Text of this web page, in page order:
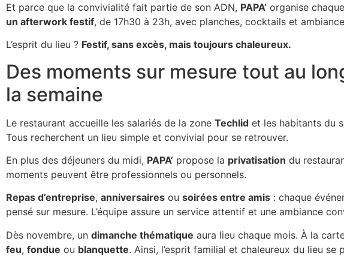
Et parce que la convivialité fait partie de son ADN, PAPA’ organise chaque
un afterwork festif, de 17h30 à 23h, avec planches, cocktails et
L’esprit du lieu ? Festif, sans excès, mais toujours chaleureux.
Des moments sur mesure tout au
la semaine
Le restaurant accueille les salariés de la zone Techlid et les habitants du
Tous recherchent un lieu simple et convivial pour se retrouver.
En plus des déjeuners du midi, PAPA’ propose la privatisation du
moments peuvent être professionnels ou personnels.
Repas d’entreprise, anniversaires ou soirées entre amis : chaque
pensé sur mesure. L’équipe assure un service attentif et une ambiance
Dès novembre, un dimanche thématique aura lieu chaque mois. À la
feu, fondue ou blanquette. Ainsi, l’esprit familial et chaleureux du lieu se